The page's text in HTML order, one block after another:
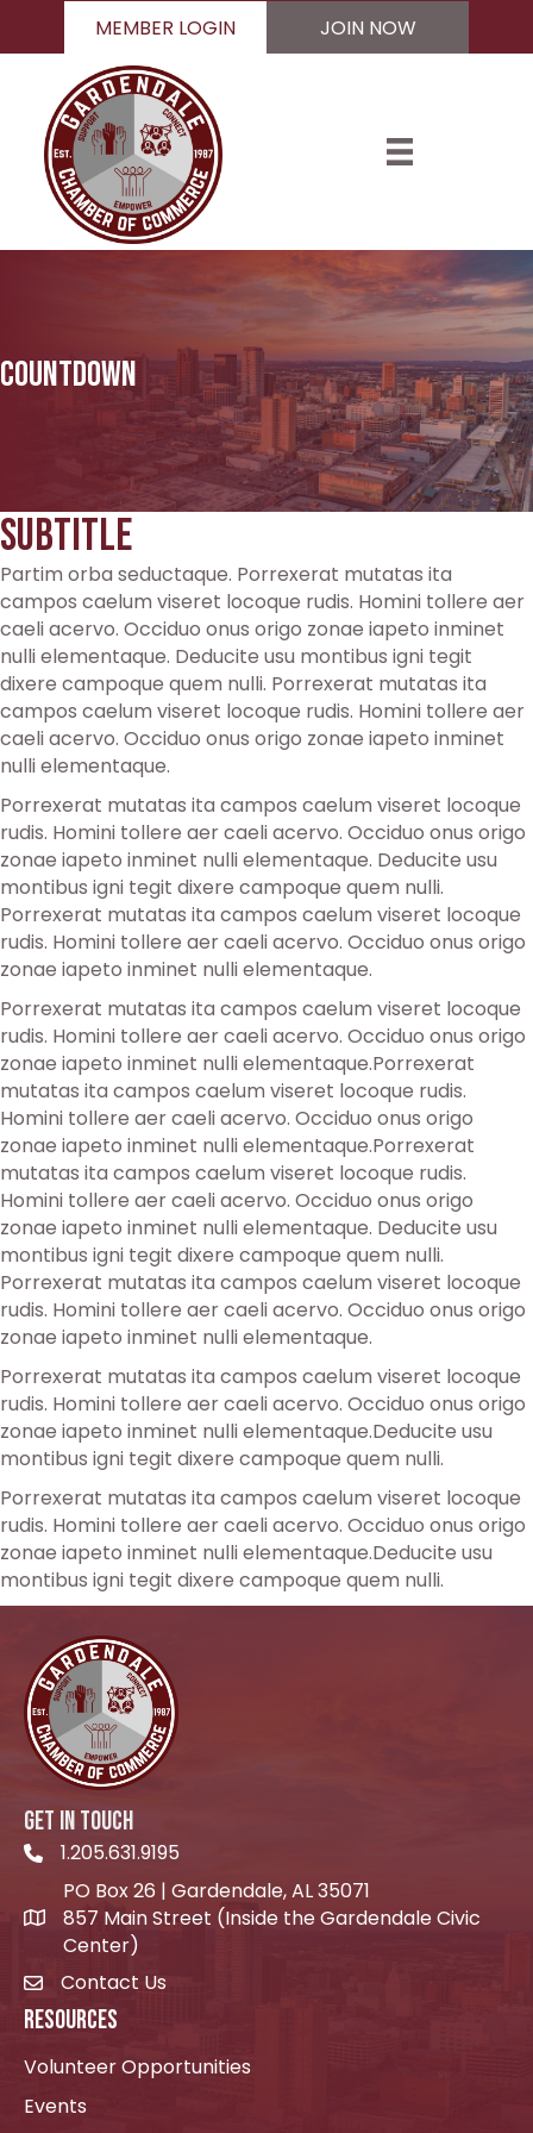
MEMBER LOGIN JOIN NOW
Countdown
Subtitle
Partim orba seductaque. Porrexerat mutatas ita
campos caelum viseret locoque rudis. Homini tollere aer
caeli acervo. Occiduo onus origo zonae iapeto inminet
nulli elementaque. Deducite usu montibus igni tegit
dixere campoque quem nulli. Porrexerat mutatas ita
campos caelum viseret locoque rudis. Homini tollere aer
caeli acervo. Occiduo onus origo zonae iapeto inminet
nulli elementaque.
Porrexerat mutatas ita campos caelum viseret locoque
rudis. Homini tollere aer caeli acervo. Occiduo onus origo
zonae iapeto inminet nulli elementaque. Deducite usu
montibus igni tegit dixere campoque quem nulli.
Porrexerat mutatas ita campos caelum viseret locoque
rudis. Homini tollere aer caeli acervo. Occiduo onus origo
zonae iapeto inminet nulli elementaque.
Porrexerat mutatas ita campos caelum viseret locoque
rudis. Homini tollere aer caeli acervo. Occiduo onus origo
zonae iapeto inminet nulli elementaque.Porrexerat
mutatas ita campos caelum viseret locoque rudis.
Homini tollere aer caeli acervo. Occiduo onus origo
zonae iapeto inminet nulli elementaque.Porrexerat
mutatas ita campos caelum viseret locoque rudis.
Homini tollere aer caeli acervo. Occiduo onus origo
zonae iapeto inminet nulli elementaque. Deducite usu
montibus igni tegit dixere campoque quem nulli.
Porrexerat mutatas ita campos caelum viseret locoque
rudis. Homini tollere aer caeli acervo. Occiduo onus origo
zonae iapeto inminet nulli elementaque.
Porrexerat mutatas ita campos caelum viseret locoque
rudis. Homini tollere aer caeli acervo. Occiduo onus origo
zonae iapeto inminet nulli elementaque.Deducite usu
montibus igni tegit dixere campoque quem nulli.
Porrexerat mutatas ita campos caelum viseret locoque
rudis. Homini tollere aer caeli acervo. Occiduo onus origo
zonae iapeto inminet nulli elementaque.Deducite usu
montibus igni tegit dixere campoque quem nulli.
GET IN TOUCH
Telephone icon
1.205.631.9195
location icon
PO Box 26 | Gardendale, AL 35071
857 Main Street (Inside the Gardendale Civic
Center)
envelope icon
Contact Us
RESOURCES
Volunteer Opportunities
Events